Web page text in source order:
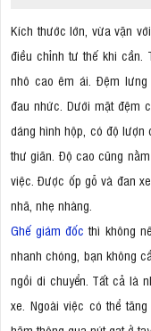
Kích thước lớn, vừa vặn
điều chỉnh tư thế khi cần.
nhô cao êm ái. Đệm lưng
đau nhức. Dưới mặt đệm
dáng hình hộp, có độ lượn
thư giãn. Độ cao cũng
việc. Được ốp gỗ và đan
nhã, nhẹ nhàng.
Ghế giám đốc thì không
nhanh chóng, bạn không
ngồi di chuyển. Tất cả là
xe. Ngoài việc có thể